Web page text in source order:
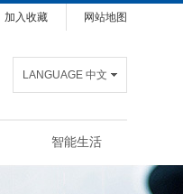
网站地图
加入收藏
LANGUAGE 中文
智能生活